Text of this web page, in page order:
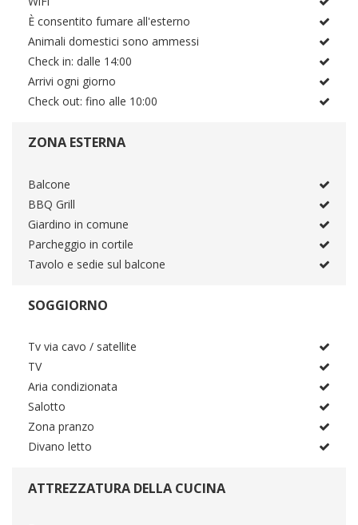
È consentito fumare all'esterno
Animali domestici sono ammessi
Check in: dalle 14:00
Arrivi ogni giorno
Check out: fino alle 10:00
ZONA ESTERNA
Balcone
BBQ Grill
Giardino in comune
Parcheggio in cortile
Tavolo e sedie sul balcone
SOGGIORNO
Tv via cavo / satellite
TV
Aria condizionata
Salotto
Zona pranzo
Divano letto
ATTREZZATURA DELLA CUCINA